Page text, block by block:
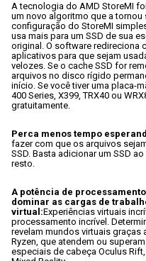
A tecnologia do AMD StoreMI
um novo algoritmo que a tornou
configuração do StoreMI
usa mais para um SSD de sua
original. O software redireciona
aplicativos para que sejam
velozes. Se o cache SSD for
arquivos no disco rígido
início. Se você tiver uma placa-
400 Series, X399, TRX40 ou
gratuitamente.
Perca menos tempo
fazer com que os arquivos
SSD. Basta adicionar um SSD
resto.
A potência de
dominar as cargas de
virtual:Experiências virtuais
processamento incrível.
revelam mundos virtuais
Ryzen, que atendem ou
especiais de cabeça Oculus